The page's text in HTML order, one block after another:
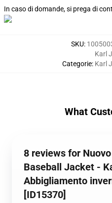
In caso di domande, si prega di
SKU:
Categorie:
Karl
Karl
What
8 reviews for
Baseball Jacket -
Abbigliamento
[ID15370]